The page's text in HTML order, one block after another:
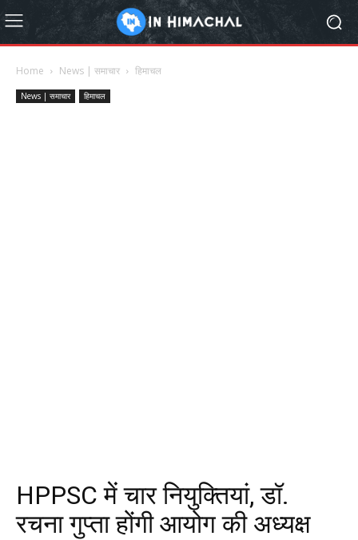
Home News | समाचार हिमाचल
News | समाचार हिमाचल
HPPSC में चार नियुक्तियां, डॉ.
रचना गुप्ता होंगी आयोग की अध्यक्ष